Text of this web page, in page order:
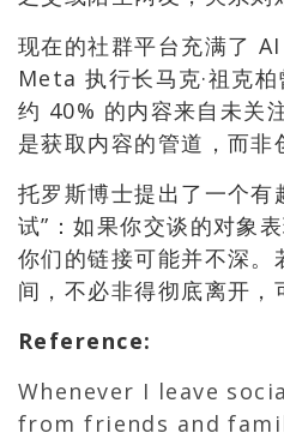
现在的社群平台充满了 AI
Meta 执行长马克·祖克
约 40% 的内容来自未关
是获取内容的管道，而非
托罗斯博士提出了一个有
试”：如果你交谈的对象
你们的链接可能并不深。
间，不必非得彻底离开，
Reference:
Whenever I leave
from friends and